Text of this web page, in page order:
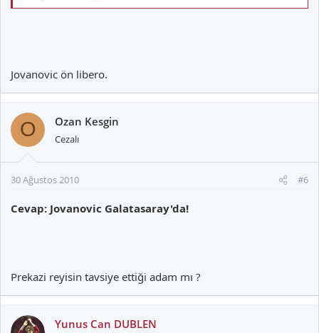
Jovanovic ön libero.
O Ozan Kesgin
Cezalı
30 Ağustos 2010 #6
Cevap: Jovanovic Galatasaray'da!
Prekazi reyisin tavsiye ettiği adam mı ?
Yunus Can DUBLEN